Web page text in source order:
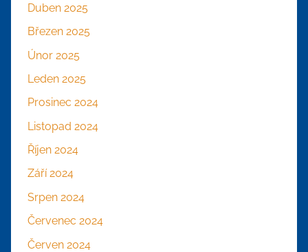
Duben 2025
Březen 2025
Únor 2025
Leden 2025
Prosinec 2024
Listopad 2024
Říjen 2024
Září 2024
Srpen 2024
Červenec 2024
Červen 2024